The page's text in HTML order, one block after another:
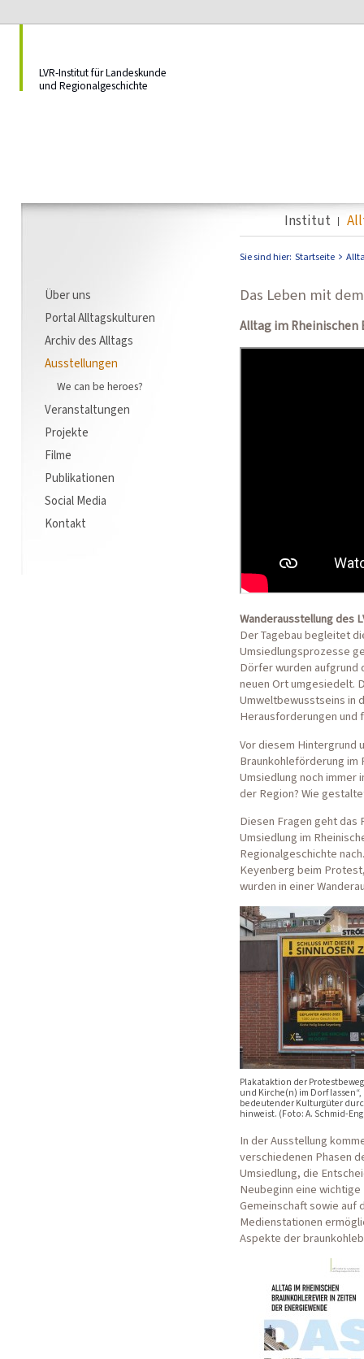
LVR-Institut für Landeskunde
und Regionalgeschichte
Institut
Über uns
Portal Alltagskulturen
Archiv des Alltags
Ausstellungen
We can be heroes?
Veranstaltungen
Projekte
Filme
Publikationen
Social Media
Kontakt
Sie sind hier: Startseite
Das Leben mit
Alltag im Rheinischen
Wanderausstellung des
Der Tagebau begleitet
Umsiedlungsprozesse
Dörfer wurden aufgrund
neuen Ort umgesiedelt.
Umweltbewusstseins in
Herausforderungen und
Vor diesem Hintergrund
Braunkohleförderung im
Umsiedlung noch immer
der Region? Wie
Diesen Fragen geht das
Umsiedlung im
Regionalgeschichte
Keyenberg beim
wurden in einer
Plakataktion der
und Kirche(n) im Dorf
bedeutender Kulturgüter
hinweist. (Foto: A. Schmid-
In der Ausstellung
verschiedenen Phasen
Umsiedlung, die
Neubeginn eine
Gemeinschaft sowie auf
Medienstationen
Aspekte der